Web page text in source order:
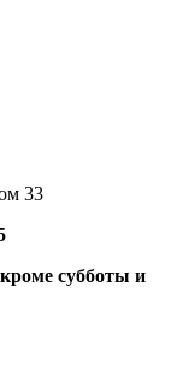
33
субботы и